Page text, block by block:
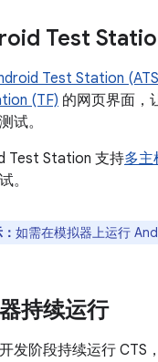
Test
Test Station
(TF) 的网页界面，
试。
Test Station 支持多主
。
如需在模拟器上运行
持续运行
发阶段持续运行 CTS